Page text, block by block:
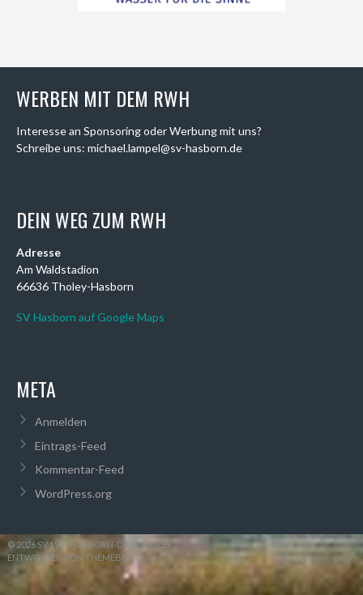
WERBEN MIT DEM RWH
Interesse an Sponsoring oder Werbung mit uns?
Schreibe uns: michael.lampel@sv-hasborn.de
DEIN WEG ZUM RWH
Adresse
Am Waldstadion
66636 Tholey-Hasborn
SV Hasborn auf Google Maps
META
Anmelden
Eintrags-Feed
Kommentar-Feed
WordPress.org
© 2026 SV 1920 HASBORN-DAUTWEILER
ENTWORFEN VON THEMEBOY